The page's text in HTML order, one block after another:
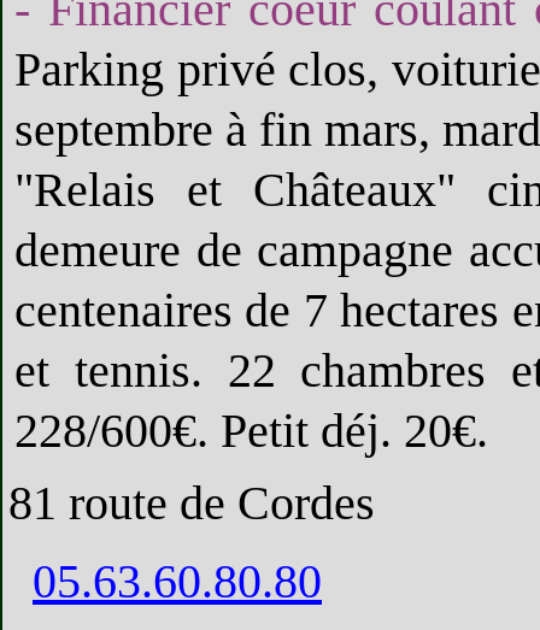
Parking privé clos,
septembre à fin mars,
"Relais et Châteaux"
demeure de campagne
centenaires de 7 hectares
et tennis. 22 chambres
228/600€. Petit déj. 20€.
81 route de Cordes
05.63.60.80.80